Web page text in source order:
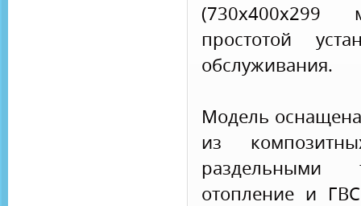
простотой
обслуживания.
Модель
из
раздельными
отопление и